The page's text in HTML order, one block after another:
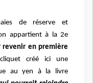
de réserve et
appartient à la 2e
revenir en première
créé ici une
au yen à la livre